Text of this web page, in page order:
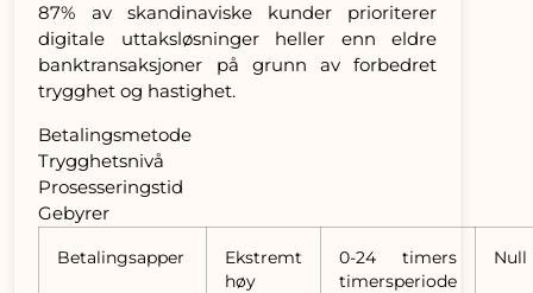
87% av skandinaviske kunder prioriterer
digitale uttaksløsninger heller enn eldre
banktransaksjoner på grunn av forbedret
trygghet og hastighet.
Betalingsmetode
Trygghetsnivå
Prosesseringstid
Gebyrer
Betalingsapper
Ekstremt
høy
0-24 timers
timersperiode
Null